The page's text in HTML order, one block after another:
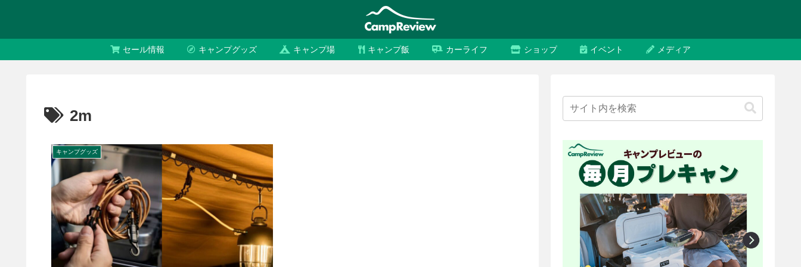
セール情報 キャンプグッズ キャンプ場 キャンプ飯 カーライフ ショップ イベント メディア
2m
キャンプグッズ